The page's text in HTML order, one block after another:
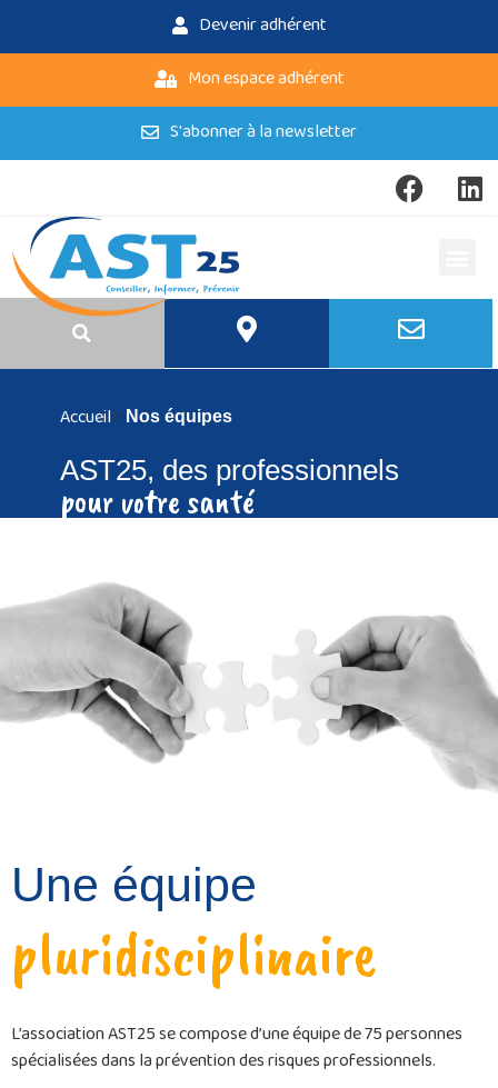
Devenir adhérent
Mon espace adhérent
S'abonner à la newsletter
Accueil> Nos équipes
AST25, des professionnels
pour votre santé
Une équipe
pluridisciplinaire
L’association AST25 se compose d’une équipe de 75 personnes
spécialisées dans la prévention des risques professionnels.